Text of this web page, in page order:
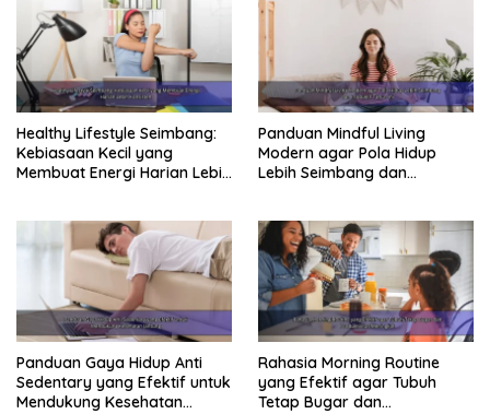
Healthy Lifestyle Seimbang:
Kebiasaan Kecil yang
Membuat Energi Harian Lebih
Panduan Mindful Living
Modern agar Pola Hidup
Lebih Seimbang dan
Panduan Gaya Hidup Anti
Sedentary yang Efektif untuk
Mendukung Kesehatan
Rahasia Morning Routine
yang Efektif agar Tubuh
Tetap Bugar dan